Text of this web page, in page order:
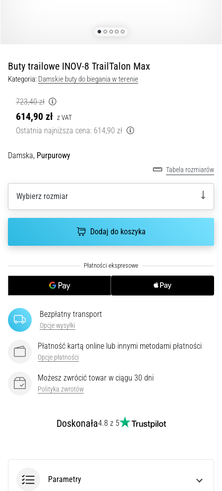
prawidłowo
wykonywać?
praktyce
shuttle
run
testuje
zwinność
Jak
wykonać
go
gdzie
•
Kolano
biegacza:
Przyczyny,
leczenie
profilaktyka
pasma
piszczelowego
Buty trailowe INOV-8 TrailTalon Max
Kategoria: Damskie buty do biegania w terenie
723,40 zł
614,90 zł z VAT
Ostatnia najniższa cena: 614,90 zł
Damska, Purpurowy
Tabela rozmiarów
Wybierz rozmiar
Dodaj do koszyka
Bezpłatny transport
Opcje wysyłki
Płatność kartą online lub innymi metodami płatności
Opcje płatności
Możesz zwrócić towar w ciągu 30 dni
Polityka zwrotów
Doskonała4.8 z 5
Parametry